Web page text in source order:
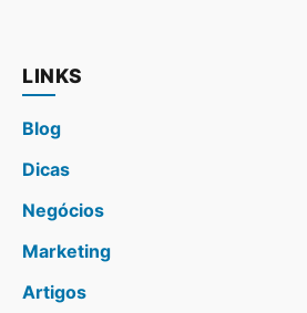
LINKS
Blog
Dicas
Negócios
Marketing
Artigos